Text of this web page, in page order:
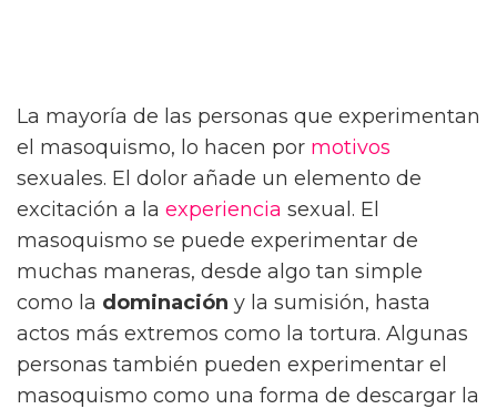
La mayoría de las personas que experimentan
el masoquismo, lo hacen por motivos
sexuales. El dolor añade un elemento de
excitación a la experiencia sexual. El
masoquismo se puede experimentar de
muchas maneras, desde algo tan simple
como la dominación y la sumisión, hasta
actos más extremos como la tortura. Algunas
personas también pueden experimentar el
masoquismo como una forma de descargar la